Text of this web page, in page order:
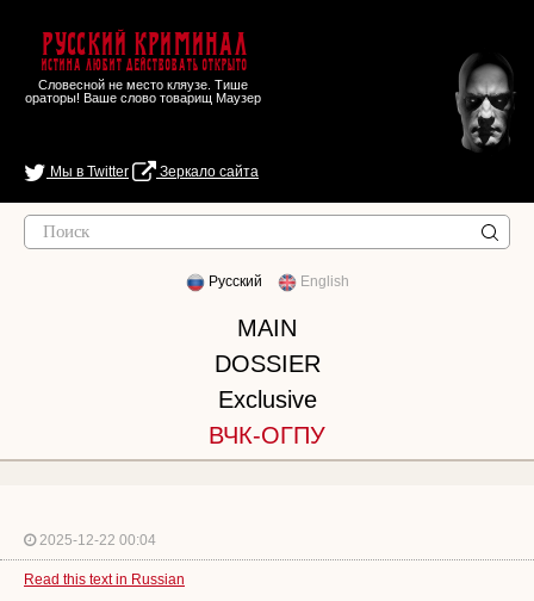
Русский Криминал
Истина любит действовать открыто
Словесной не место кляузе. Тише
ораторы! Ваше слово товарищ Маузер
Мы в Twitter Зеркало сайта
Русский English
MAIN
DOSSIER
Exclusive
ВЧК-ОГПУ
2025-12-22 00:04
Read this text in Russian